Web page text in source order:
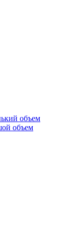
объем
объем